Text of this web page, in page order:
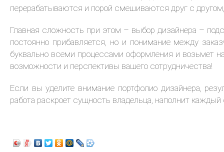
перерабатываются и порой смешиваются друг с
Главная сложность при этом – выбор дизайнера –
постоянно прибавляется, но и понимание между
буквально всеми процессами оформления и возьмет
возможности и перспективы вашего сотрудничества!
Если вы уделите внимание портфолио дизайнера,
работа раскроет сущность владельца, наполнит